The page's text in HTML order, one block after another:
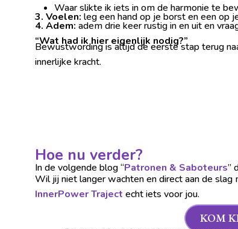
Waar slikte ik iets in om de harmonie te
3. Voelen: leg een hand op je borst en een op
4. Adem: adem drie keer rustig in en uit en
“Wat had ik hier eigenlijk nodig?”
Bewustwording is altijd de eerste stap terug
innerlijke kracht.
Hoe nu verder?
In de volgende blog “Patronen & Saboteurs”
Wil jij niet langer wachten en direct aan de
InnerPower Traject echt iets voor jou.
KOM